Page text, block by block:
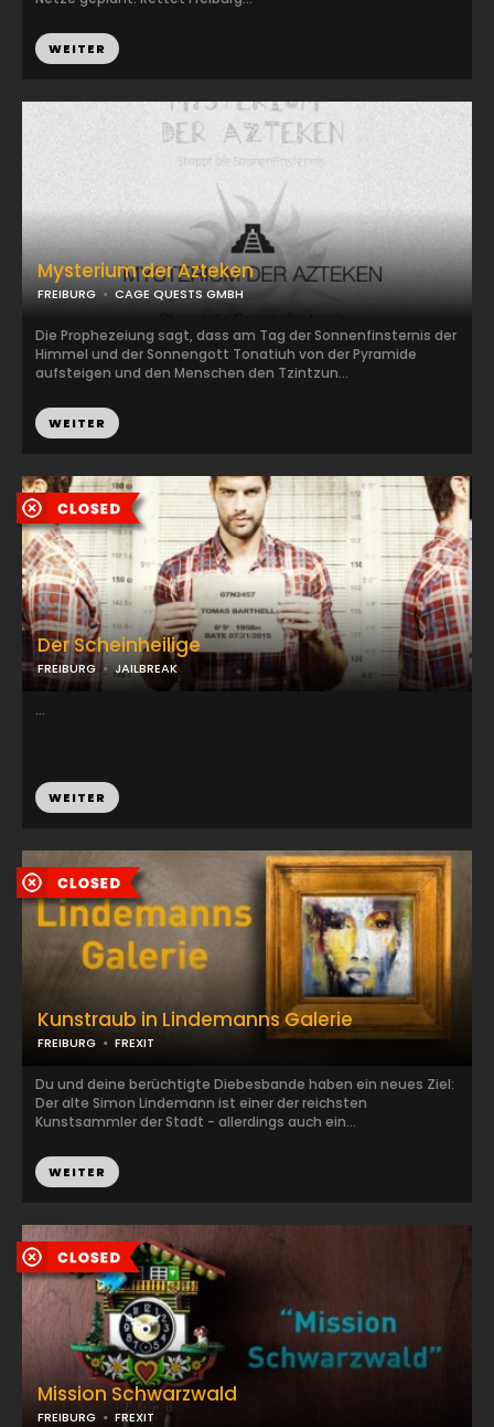
WEITER
Der Scheinheilige
FREIBURG JAILBREAK
...
WEITER
Mysterium der Azteken
FREIBURG CAGE QUESTS GMBH
Die Prophezeiung sagt, dass am Tag der Sonnenfinsternis der
Himmel und der Sonnengott Tonatiuh von der Pyramide
aufsteigen und den Menschen den Tzintzun...
WEITER
Kunstraub in Lindemanns Galerie
FREIBURG FREXIT
Du und deine berüchtigte Diebesbande haben ein neues Ziel:
Der alte Simon Lindemann ist einer der reichsten
Kunstsammler der Stadt - allerdings auch ein...
WEITER
Mission Schwarzwald
FREIBURG FREXIT